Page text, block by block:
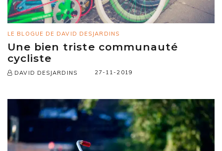
LE BLOGUE DE DAVID DESJARDINS
Une bien triste communauté
cycliste
DAVID DESJARDINS 27-11-2019